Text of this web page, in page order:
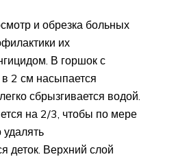
и обрезка больных
их
В горшок с
2 см насыпается
сбрызгивается водой.
на 2/3, чтобы по мере
деток. Верхний слой